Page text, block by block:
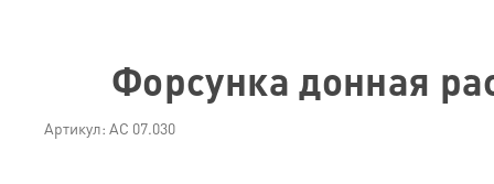
Форсунка донная
Артикул: АС 07.030